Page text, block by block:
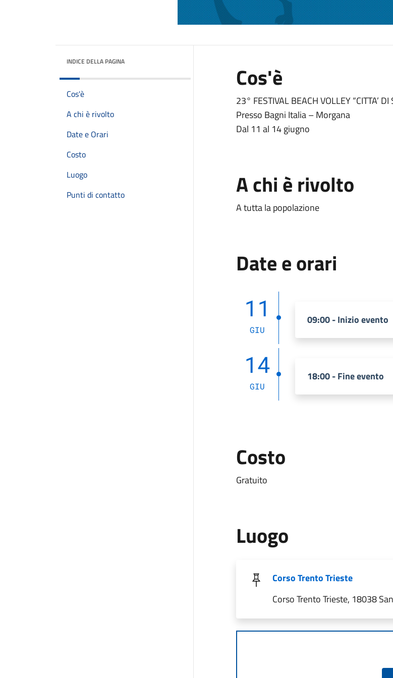
INDICE DELLA PAGINA
Cos'è
A chi è rivolto
Date e Orari
Costo
Luogo
Punti di contatto
Cos'è
23° FESTIVAL BEACH VOLLEY “CITTA’
Presso Bagni Italia – Morgana
Dal 11 al 14 giugno
A chi è rivolto
A tutta la popolazione
Date e orari
11
GIU
09:00 - Inizio evento
14
GIU
18:00 - Fine evento
Costo
Gratuito
Luogo
Corso Trento Trieste
Corso Trento Trieste, 18038